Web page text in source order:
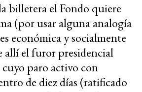
billetera el Fondo quiere
(por usar alguna analogía
económica y socialmente
allí el furor presidencial
paro activo con
de diez días (ratificado